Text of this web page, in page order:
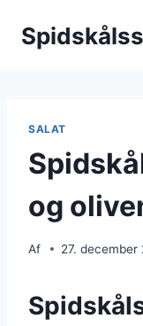
SALAT
og
Af 27. december